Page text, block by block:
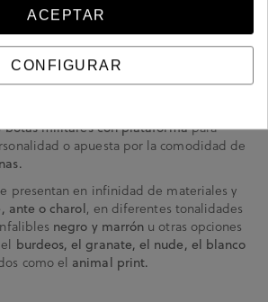
botas de estilo militar para mujer
con todo tipo de looks y destacar con
botas militares con plataformapara
o apuesta por la comodidad de
presentan en infinidad de materiales y
ante o charol, en diferentes tonalidades
negro y marrón u otras opciones
burdeos, el granate, el nude, el blanco
como el animal print.
ACEPTAR
CONFIGURAR